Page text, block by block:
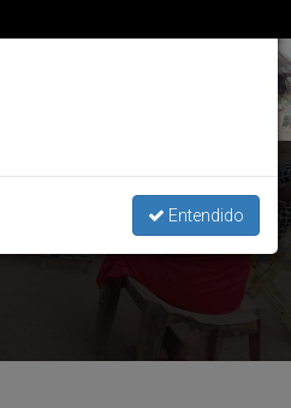
disponen a ayudar a quienes
Entendido